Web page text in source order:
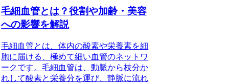
毛細血管とは？役割や加齢・美容
への影響を解説
毛細血管とは、体内の酸素や栄養素を細
胞に届ける、極めて細い血管のネットワ
ークです。毛細血管は、動脈から枝分か
れして酸素と栄養分を運び、静脈に流れ